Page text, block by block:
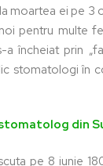
moartea ei pe 3
pentru multe
a încheiat prin
stomatologi în
din
pe 8 iunie